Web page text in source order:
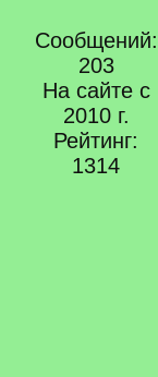
Сообщений:
203
На сайте с
2010 г.
Рейтинг:
1314